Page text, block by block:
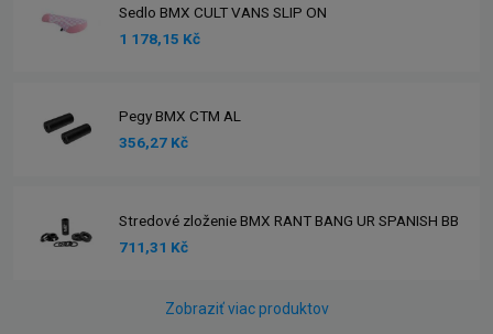
Sedlo BMX CULT VANS SLIP ON
1 178,15 Kč
Pegy BMX CTM AL
356,27 Kč
Stredové zloženie BMX RANT BANG UR SPANISH BB
711,31 Kč
Zobraziť viac produktov